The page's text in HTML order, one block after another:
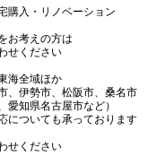
購入・リノベーション
お考えの方は
せください
海全域ほか
、伊勢市、松阪市、桑名市
知県名古屋市など）
についても承っております
せください